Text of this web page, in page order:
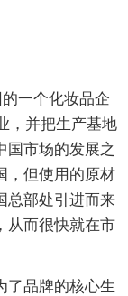
一个化妆品企
，并把生产基地
国市场的发展之
，但使用的原材
总部处引进而来
从而很快就在市
了品牌的核心生